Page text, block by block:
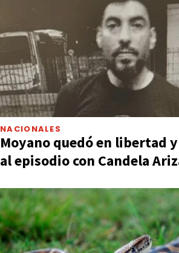
NACIONALES
Moyano quedó en libertad
al episodio con Candela